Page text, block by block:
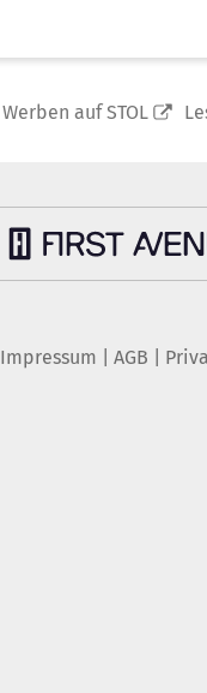
Werben auf STOL
Impressum AGB